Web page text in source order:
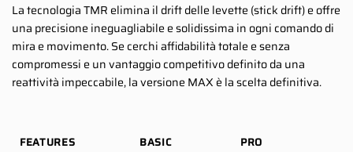
La tecnologia TMR elimina il drift delle levette (stick drift) e offre
una precisione ineguagliabile e solidissima in ogni comando di
mira e movimento. Se cerchi affidabilità totale e senza
compromessi e un vantaggio competitivo definito da una
reattività impeccabile, la versione MAX è la scelta definitiva.
FEATURES BASIC PRO